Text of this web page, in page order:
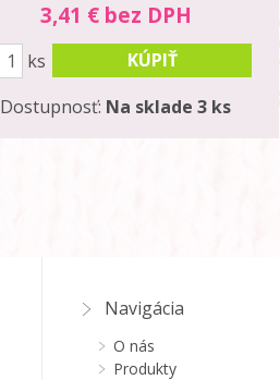
3,41 € bez DPH
ks
KÚPIŤ
Dostupnosť: Na sklade 3 ks
Navigácia
O nás
Produkty